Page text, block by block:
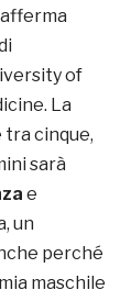
of
La
tra cinque,
sarà
e
un
perché
maschile